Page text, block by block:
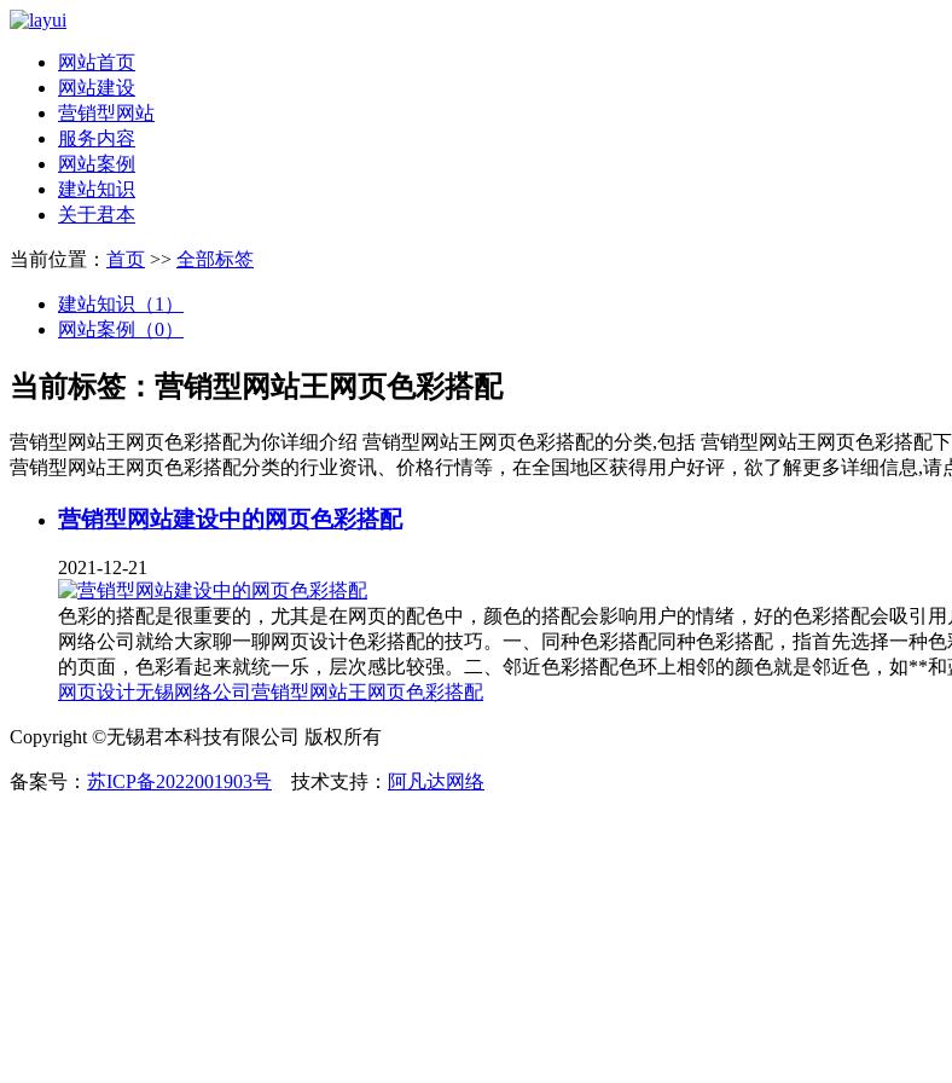
网站首页
网站建设
营销型网站
服务内容
网站案例
建站知识
关于君本
当前位置： 首页 >> 全部标签
建站知识（1）
网站案例（0）
当前标签： 营销型网站王网页色彩搭配
营销型网站王网页色彩搭配为你详细介绍 营销型网站王网页色彩搭配的分类,包括 营销型网站王网页色彩搭配
营销型网站王网页色彩搭配分类的行业资讯、价格行情等，在全国地区获得用户好评，欲了解更多详细信息,请
营销型网站建设中的网页色彩搭配
2021-12-21
色彩的搭配是很重要的，尤其是在网页的配色中，颜色的搭配会影响用户的情绪，好的色彩搭配会吸引
网络公司就给大家聊一聊网页设计色彩搭配的技巧。一、同种色彩搭配同种色彩搭配，指首先选择一种
的页面，色彩看起来就统一乐，层次感比较强。二、邻近色彩搭配色环上相邻的颜色就是邻近色，如**
网页设计无锡网络公司 营销型网站王网页色彩搭配
Copyright ©无锡君本科技有限公司 版权所有
备案号： 苏ICP备2022001903号 技术支持： 阿凡达网络